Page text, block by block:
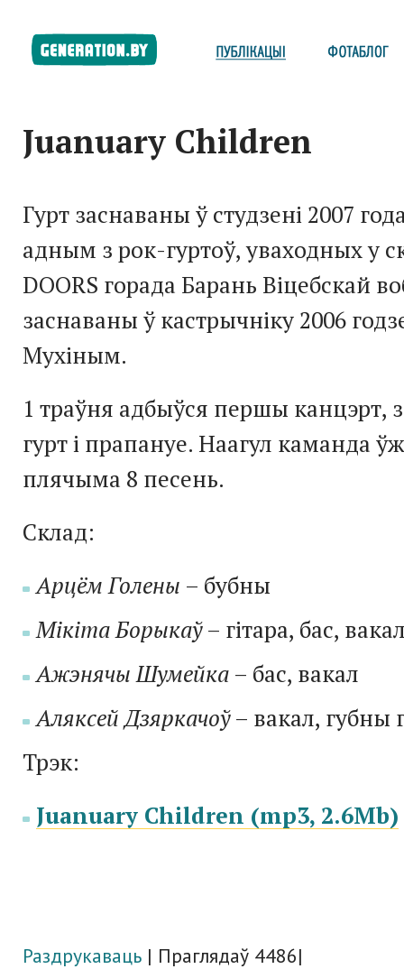
Juanuary Children
Гурт заснаваны ў студзені 2007
адным з рок-гуртоў, уваходных у
DOORS горада Барань Віцебскай
заснаваны ў кастрычніку 2006
Мухіным.
1 траўня адбыўся першы канцэрт,
гурт і прапануе. Наагул каманда
плячыма 8 песень.
Склад:
Арцём Голены – бубны
Мікіта Борыкаў– гітара, бас,
Ажэнячы Шумейка – бас, вакал
Аляксей Дзяркачоў– вакал, губны
Трэк:
Juanuary Children (mp3, 2.6Mb)
Раздрукаваць | Праглядаў 4486|